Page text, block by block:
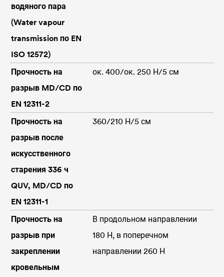
водяного пара
(Water vapour
transmission по EN
ISO 12572)
Прочность на
разрыв MD/CD по
EN 12311-2
ок. 400/ок. 250 Н/5 см
Прочность на
разрыв после
искусственного
старения 336 ч
QUV, MD/CD по
EN 12311-1
360/210 Н/5 см
Прочность на
разрыв при
закреплении
кровельным
В продольном направлении
180 Н, в поперечном
направлении 260 Н